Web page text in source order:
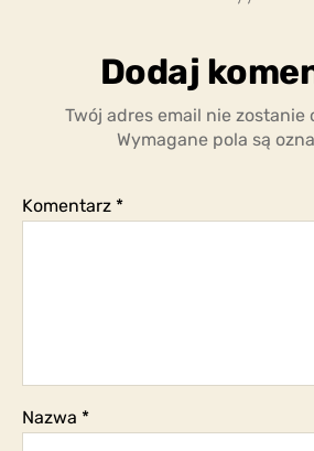
Dodaj
Twój adres email nie zostanie
Wymagane pola są
Komentarz *
Nazwa *